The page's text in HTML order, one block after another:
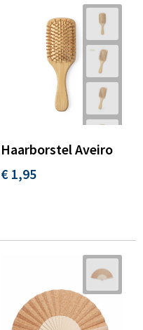
Haarborstel Aveiro
€ 1,95